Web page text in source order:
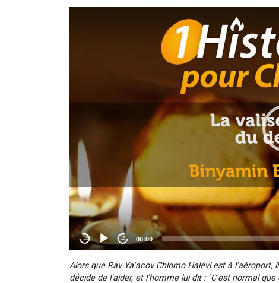
Alors que Rav Ya'acov Chlomo Halévi est à
décide de l'aider, et l'homme lui dit : "C'est normal